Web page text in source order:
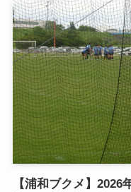
【浦和ブクメ】